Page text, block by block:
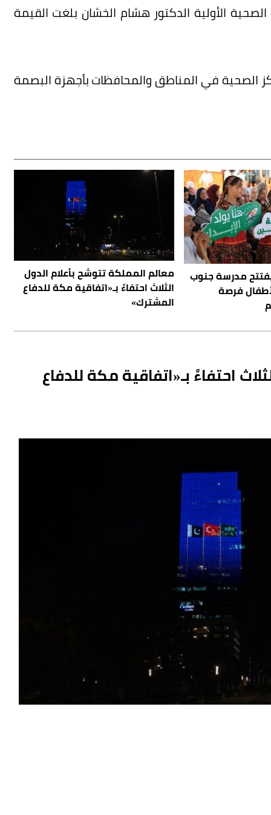
الأولية الدكتور هشام الخشان بلغت القيمة
الصحية في المناطق والمحافظات بأجهزة البصمة
مدرسة جنوب
فرصة
معالم المملكة تتوشح بأعلام الدول
الثلاث احتفاءً بـ«اتفاقية مكة للدفاع
المشترك»
احتفاءً بـ«اتفاقية مكة للدفاع